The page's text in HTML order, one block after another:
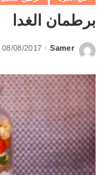
برطمان الغدا
Posted
Samer
08/08/2017